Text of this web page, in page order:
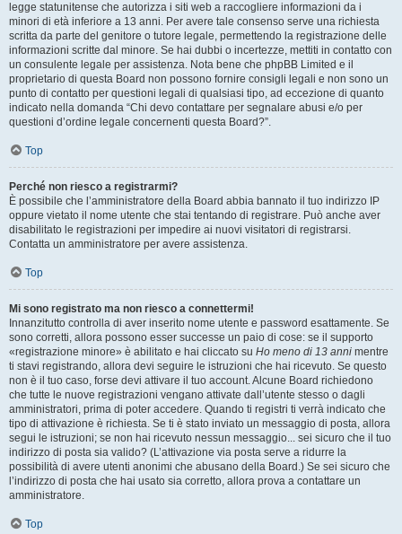
legge statunitense che autorizza i siti web a raccogliere informazioni da i
minori di età inferiore a 13 anni. Per avere tale consenso serve una richiesta
scritta da parte del genitore o tutore legale, permettendo la registrazione delle
informazioni scritte dal minore. Se hai dubbi o incertezze, mettiti in contatto con
un consulente legale per assistenza. Nota bene che phpBB Limited e il
proprietario di questa Board non possono fornire consigli legali e non sono un
punto di contatto per questioni legali di qualsiasi tipo, ad eccezione di quanto
indicato nella domanda “Chi devo contattare per segnalare abusi e/o per
questioni d’ordine legale concernenti questa Board?”.
Top
Perché non riesco a registrarmi?
È possibile che l’amministratore della Board abbia bannato il tuo indirizzo IP
oppure vietato il nome utente che stai tentando di registrare. Può anche aver
disabilitato le registrazioni per impedire ai nuovi visitatori di registrarsi.
Contatta un amministratore per avere assistenza.
Top
Mi sono registrato ma non riesco a connettermi!
Innanzitutto controlla di aver inserito nome utente e password esattamente. Se
sono corretti, allora possono esser successe un paio di cose: se il supporto
«registrazione minore» è abilitato e hai cliccato su Ho meno di 13 anni mentre
ti stavi registrando, allora devi seguire le istruzioni che hai ricevuto. Se questo
non è il tuo caso, forse devi attivare il tuo account. Alcune Board richiedono
che tutte le nuove registrazioni vengano attivate dall’utente stesso o dagli
amministratori, prima di poter accedere. Quando ti registri ti verrà indicato che
tipo di attivazione è richiesta. Se ti è stato inviato un messaggio di posta, allora
segui le istruzioni; se non hai ricevuto nessun messaggio... sei sicuro che il tuo
indirizzo di posta sia valido? (L’attivazione via posta serve a ridurre la
possibilità di avere utenti anonimi che abusano della Board.) Se sei sicuro che
l’indirizzo di posta che hai usato sia corretto, allora prova a contattare un
amministratore.
Top